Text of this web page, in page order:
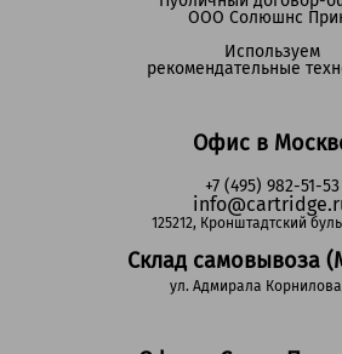
Офис в
+7 (495) 982-51-53
125212, Кронштадтский
Склад самовывоза
ул. Адмирала Корнилова,
ООО Солюшнс
Используем
рекомендательные